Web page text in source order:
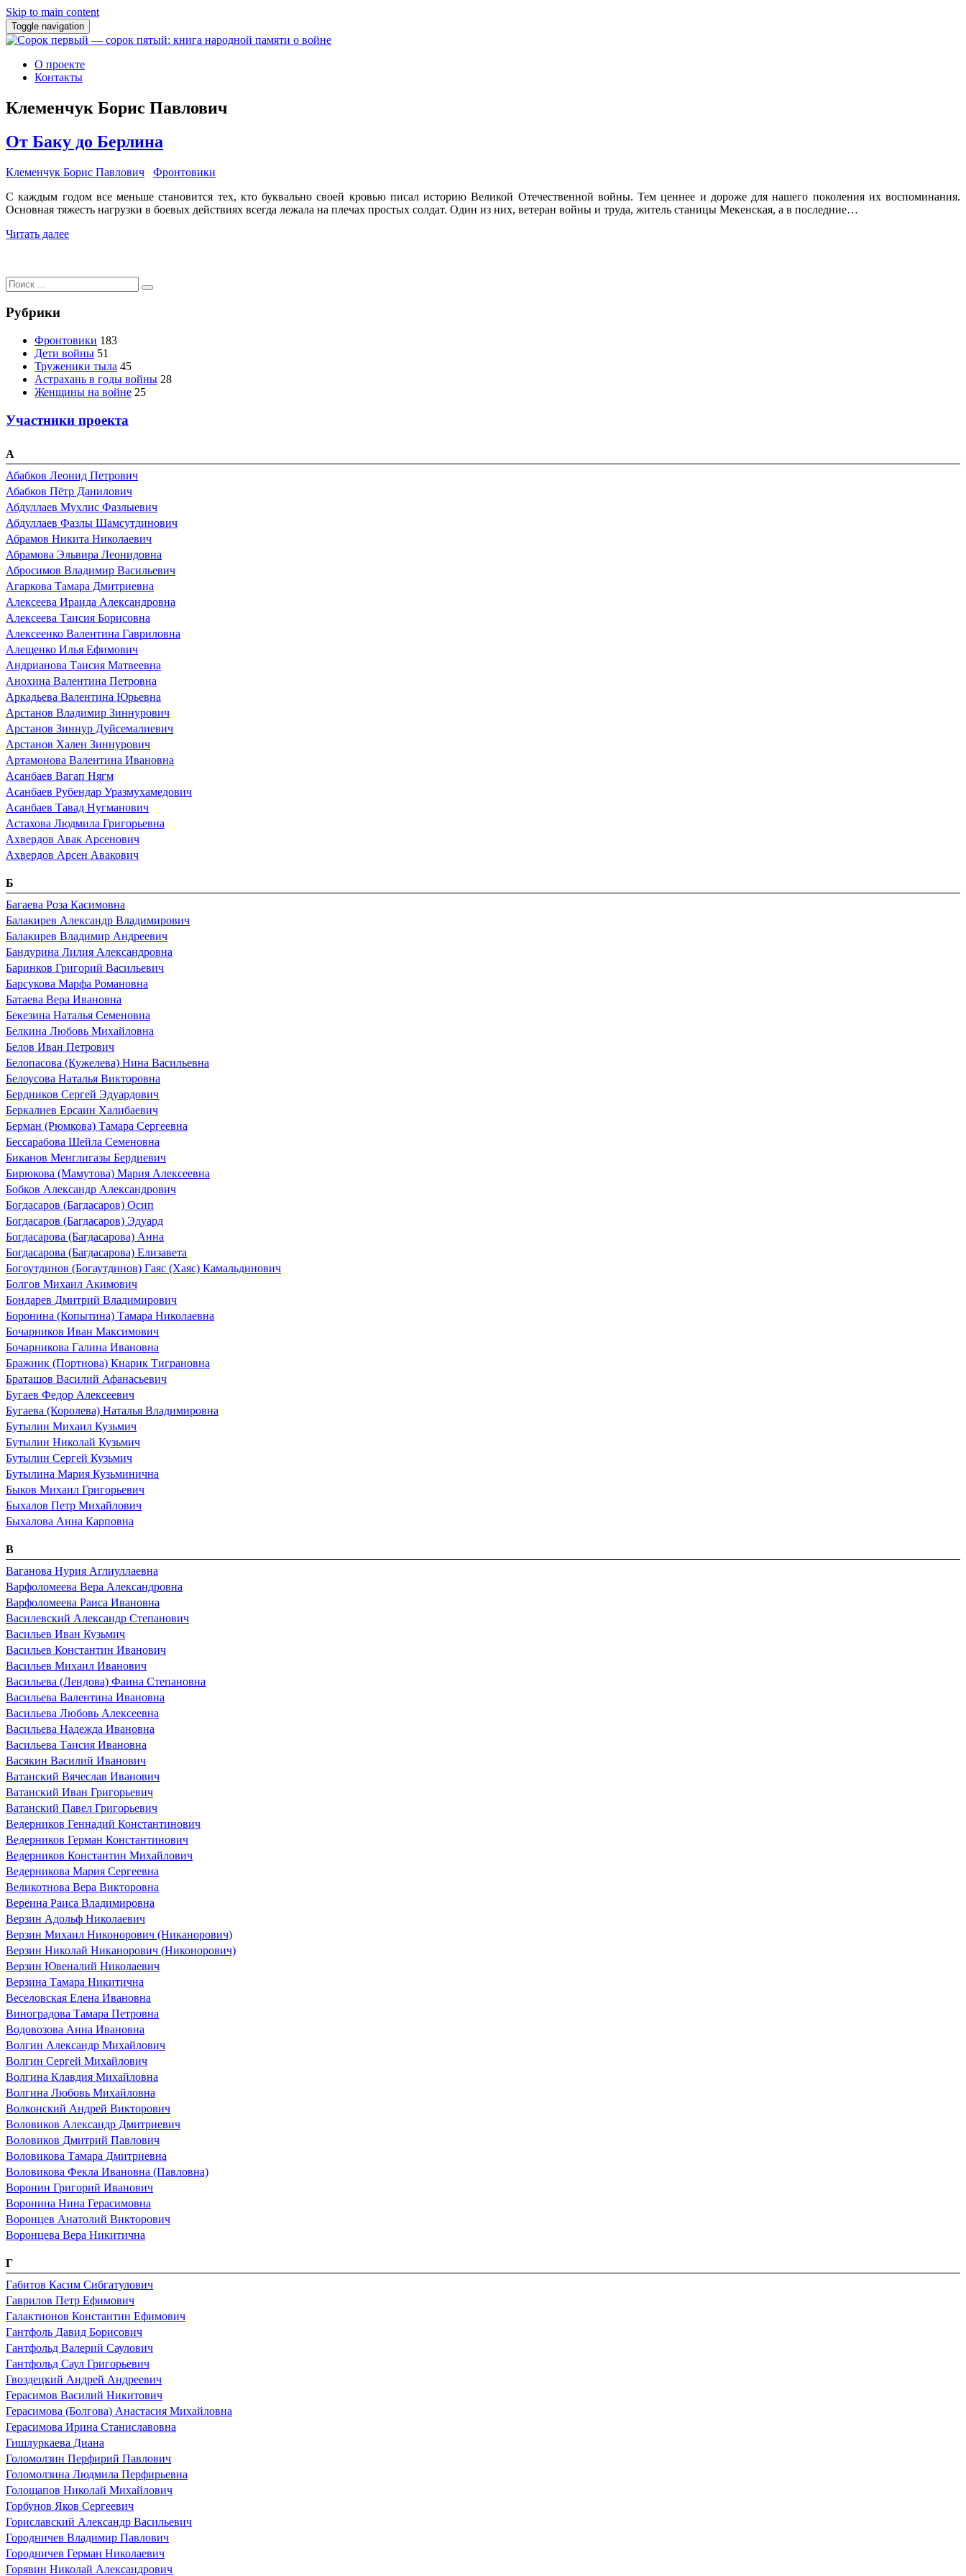
Skip to main content
Toggle navigation
О проекте
Контакты
Клеменчук Борис Павлович
От Баку до Берлина
Клеменчук Борис Павлович
Фронтовики
С каждым годом все меньше становится тех, кто буквально своей кровью писал историю Великой Отечественной войны. Тем ценнее и дороже для нашего поколения их воспоминания.
Основная тяжесть нагрузки в боевых действиях всегда лежала на плечах простых солдат. Один из них, ветеран войны и труда, житель станицы Мекенская, а в последние…
Читать далее
Поиск
для:
Рубрики
Фронтовики 183
Дети войны 51
Труженики тыла 45
Астрахань в годы войны 28
Женщины на войне 25
Участники проекта
А
Абабков Леонид Петрович
Абабков Пётр Данилович
Абдуллаев Мухлис Фазлыевич
Абдуллаев Фазлы Шамсутдинович
Абрамов Никита Николаевич
Абрамова Эльвира Леонидовна
Абросимов Владимир Васильевич
Агаркова Тамара Дмитриевна
Алексеева Ираида Александровна
Алексеева Таисия Борисовна
Алексеенко Валентина Гавриловна
Алещенко Илья Ефимович
Андрианова Таисия Матвеевна
Анохина Валентина Петровна
Аркадьева Валентина Юрьевна
Арстанов Владимир Зиннурович
Арстанов Зиннур Дуйсемалиевич
Арстанов Хален Зиннурович
Артамонова Валентина Ивановна
Асанбаев Вагап Нягм
Асанбаев Рубендар Уразмухамедович
Асанбаев Тавад Нугманович
Астахова Людмила Григорьевна
Ахвердов Авак Арсенович
Ахвердов Арсен Авакович
Б
Багаева Роза Касимовна
Балакирев Александр Владимирович
Балакирев Владимир Андреевич
Бандурина Лилия Александровна
Баринков Григорий Васильевич
Барсукова Марфа Романовна
Батаева Вера Ивановна
Бекезина Наталья Семеновна
Белкина Любовь Михайловна
Белов Иван Петрович
Белопасова (Кужелева) Нина Васильевна
Белоусова Наталья Викторовна
Бердников Сергей Эдуардович
Беркалиев Ерсаин Халибаевич
Берман (Рюмкова) Тамара Сергеевна
Бессарабова Шейла Семеновна
Биканов Менглигазы Бердиевич
Бирюкова (Мамутова) Мария Алексеевна
Бобков Александр Александрович
Богдасаров (Багдасаров) Осип
Богдасаров (Багдасаров) Эдуард
Богдасарова (Багдасарова) Анна
Богдасарова (Багдасарова) Елизавета
Богоутдинов (Богаутдинов) Гаяс (Хаяс) Камальдинович
Болгов Михаил Акимович
Бондарев Дмитрий Владимирович
Боронина (Копытина) Тамара Николаевна
Бочарников Иван Максимович
Бочарникова Галина Ивановна
Бражник (Портнова) Кнарик Тиграновна
Браташов Василий Афанасьевич
Бугаев Федор Алексеевич
Бугаева (Королева) Наталья Владимировна
Бутылин Михаил Кузьмич
Бутылин Николай Кузьмич
Бутылин Сергей Кузьмич
Бутылина Мария Кузьминична
Быков Михаил Григорьевич
Быхалов Петр Михайлович
Быхалова Анна Карповна
В
Ваганова Нурия Аглиуллаевна
Варфоломеева Вера Александровна
Варфоломеева Раиса Ивановна
Василевский Александр Степанович
Васильев Иван Кузьмич
Васильев Константин Иванович
Васильев Михаил Иванович
Васильева (Лендова) Фаина Степановна
Васильева Валентина Ивановна
Васильева Любовь Алексеевна
Васильева Надежда Ивановна
Васильева Таисия Ивановна
Васякин Василий Иванович
Ватанский Вячеслав Иванович
Ватанский Иван Григорьевич
Ватанский Павел Григорьевич
Ведерников Геннадий Константинович
Ведерников Герман Константинович
Ведерников Константин Михайлович
Ведерникова Мария Сергеевна
Великотнова Вера Викторовна
Вереина Раиса Владимировна
Верзин Адольф Николаевич
Верзин Михаил Никонорович (Никанорович)
Верзин Николай Никанорович (Никонорович)
Верзин Ювеналий Николаевич
Верзина Тамара Никитична
Веселовская Елена Ивановна
Виноградова Тамара Петровна
Водовозова Анна Ивановна
Волгин Александр Михайлович
Волгин Сергей Михайлович
Волгина Клавдия Михайловна
Волгина Любовь Михайловна
Волконский Андрей Викторович
Воловиков Александр Дмитриевич
Воловиков Дмитрий Павлович
Воловикова Тамара Дмитриевна
Воловикова Фекла Ивановна (Павловна)
Воронин Григорий Иванович
Воронина Нина Герасимовна
Воронцев Анатолий Викторович
Воронцева Вера Никитична
Г
Габитов Касим Сибгатулович
Гаврилов Петр Ефимович
Галактионов Константин Ефимович
Гантфоль Давид Борисович
Гантфольд Валерий Саулович
Гантфольд Саул Григорьевич
Гвоздецкий Андрей Андреевич
Герасимов Василий Никитович
Герасимова (Болгова) Анастасия Михайловна
Герасимова Ирина Станиславовна
Гишлуркаева Диана
Голомолзин Перфирий Павлович
Голомолзина Людмила Перфирьевна
Голощапов Николай Михайлович
Горбунов Яков Сергеевич
Гориславский Александр Васильевич
Городничев Владимир Павлович
Городничев Герман Николаевич
Горявин Николай Александрович